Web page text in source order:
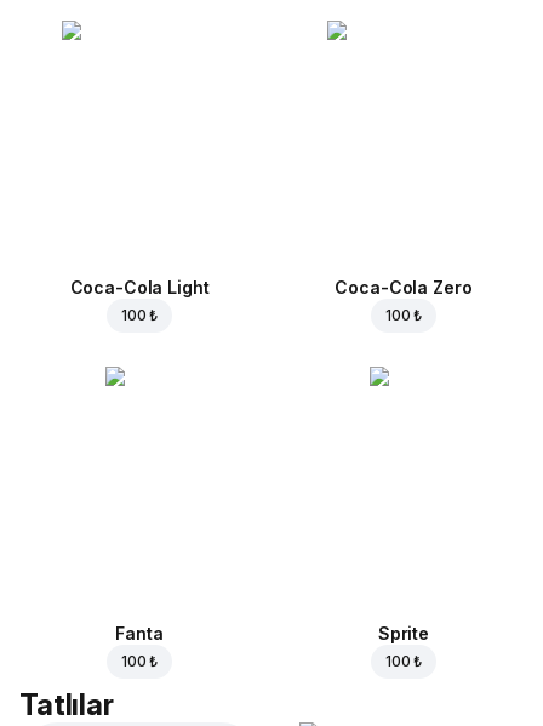
Coca-Cola Light
100 ₺
Coca-Cola Zero
100 ₺
Fanta
100 ₺
Sprite
100 ₺
Tatlılar